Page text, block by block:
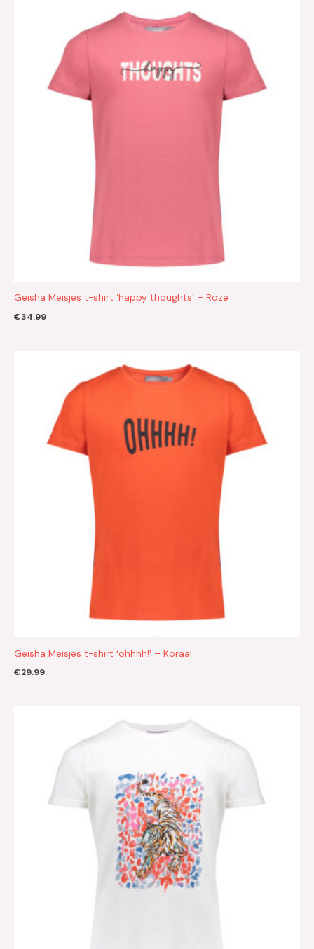
Geisha Meisjes t-shirt ‘happy thoughts’ – Roze
€34.99
Geisha Meisjes t-shirt ‘ohhhh!’ – Koraal
€29.99